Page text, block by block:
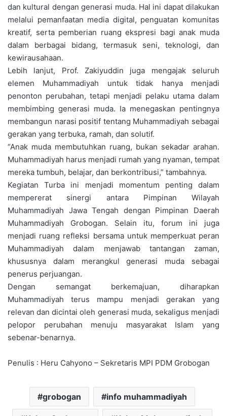
dan kultural dengan generasi muda. Hal ini dapat dilakukan
melalui pemanfaatan media digital, penguatan komunitas
kreatif, serta pemberian ruang ekspresi bagi anak muda
dalam berbagai bidang, termasuk seni, teknologi, dan
kewirausahaan.
Lebih lanjut, Prof. Zakiyuddin juga mengajak seluruh
elemen Muhammadiyah untuk tidak hanya menjadi
penonton perubahan, tetapi menjadi pelaku utama dalam
membimbing generasi muda. Ia menegaskan pentingnya
membangun narasi positif tentang Muhammadiyah sebagai
gerakan yang terbuka, ramah, dan solutif.
“Anak muda membutuhkan ruang, bukan sekadar arahan.
Muhammadiyah harus menjadi rumah yang nyaman, tempat
mereka tumbuh, belajar, dan berkontribusi,” tambahnya.
Kegiatan Turba ini menjadi momentum penting dalam
mempererat sinergi antara Pimpinan Wilayah
Muhammadiyah Jawa Tengah dengan Pimpinan Daerah
Muhammadiyah Grobogan. Selain itu, forum ini juga
menjadi ruang refleksi bersama untuk memperkuat peran
Muhammadiyah dalam menjawab tantangan zaman,
khususnya dalam merangkul generasi muda sebagai
penerus perjuangan.
Dengan semangat berkemajuan, diharapkan
Muhammadiyah terus mampu menjadi gerakan yang
relevan dan dicintai oleh generasi muda, sekaligus menjadi
pelopor perubahan menuju masyarakat Islam yang
sebenar-benarnya.
Penulis : Heru Cahyono – Sekretaris MPI PDM Grobogan
grobogan info muhammadiyah